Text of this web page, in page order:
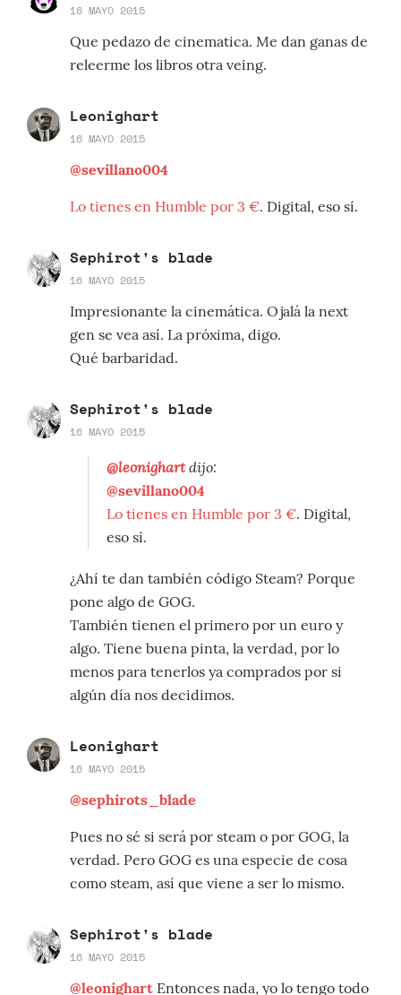
16 MAYO 2015
Que pedazo de cinematica. Me dan ganas de
releerme los libros otra veing.
Leonighart
16 MAYO 2015
@sevillano004
Lo tienes en Humble por 3 €. Digital, eso sí.
Sephirot's blade
16 MAYO 2015
Impresionante la cinemática. Ojalá la next
gen se vea así. La próxima, digo.
Qué barbaridad.
Sephirot's blade
16 MAYO 2015
@leonighartdijo:
@sevillano004
Lo tienes en Humble por 3 €. Digital,
eso sí.
¿Ahí te dan también código Steam? Porque
pone algo de GOG.
También tienen el primero por un euro y
algo. Tiene buena pinta, la verdad, por lo
menos para tenerlos ya comprados por si
algún día nos decidimos.
Leonighart
16 MAYO 2015
@sephirots_blade
Pues no sé si será por steam o por GOG, la
verdad. Pero GOG es una especie de cosa
como steam, así que viene a ser lo mismo.
Sephirot's blade
16 MAYO 2015
@leonighart Entonces nada, yo lo tengo todo